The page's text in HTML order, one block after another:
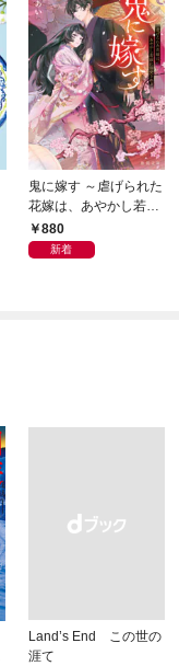
鬼に嫁す ～虐げられた
花嫁は、あやかし若頭
に溺愛される～
880
新着
Land’s End この世の
涯て